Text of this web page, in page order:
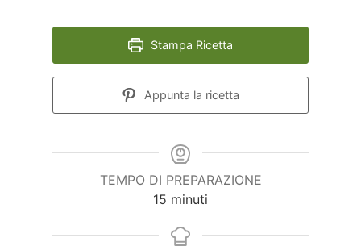
Stampa Ricetta
Appunta la ricetta
TEMPO DI PREPARAZIONE
15 minuti
minuti